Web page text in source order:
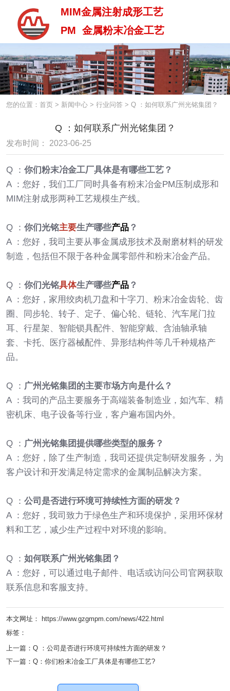
PM 金属粉末治金工艺
中 / En
MIM金属注射成形工艺
PM 金属粉末冶金工艺
您的位置：首页 > 新闻中心 > 行业问答 > Q ：如何联系广州光铭集团？
Q ：如何联系广州光铭集团？
发布时间： 2023-06-25
Q ： 你们粉末冶金工厂具体是有哪些工艺？
A ：您好，我们工厂同时具备有粉末冶金PM压制成形和
MIM注射成形两种工艺规模生产线。
Q ： 你们光铭主要生产哪些产品 ？
A ：您好，我司主要从事金属成形技术及耐磨材料的研发
制造，包括但不限于各种金属零部件和粉末冶金产品。
Q ： 你们光铭具体生产哪些产品 ？
A ：您好，家用绞肉机刀盘和十字刀、粉末冶金齿轮、齿
圈、同步轮、转子、定子、偏心轮、链轮、汽车尾门拉
耳、行星架、智能锁具配件、智能穿戴、含油轴承轴
套、卡托、医疗器械配件、异形结构件等几千种规格产
品。
Q ： 广州光铭集团的主要市场方向是什么？
A ：我司的产品主要服务于高端装备制造业，如汽车、精
密机床、电子设备等行业，客户遍布国内外。
Q ： 广州光铭集团提供哪些类型的服务？
A ：您好，除了生产制造，我司还提供定制研发服务，为
客户设计和开发满足特定需求的金属制品解决方案。
Q ： 公司是否进行环境可持续性方面的研发？
A ：您好，我司致力于绿色生产和环境保护，采用环保材
料和工艺，减少生产过程中对环境的影响。
Q ： 如何联系广州光铭集团？
A ：您好，可以通过电子邮件、电话或访问公司官网获取
联系信息和客服支持。
本文网址： https://www.gzgmpm.com/news/422.html
标签：
上一篇： Q ：公司是否进行环境可持续性方面的研发？
下一篇： Q：你们粉末冶金工厂具体是有哪些工艺?